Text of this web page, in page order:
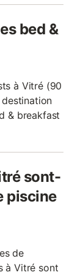
bed &
à Vitré (90
& breakfast
sont-
piscine
de
à Vitré sont